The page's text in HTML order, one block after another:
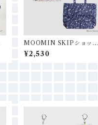
MOOMIN SKIPショッピ
ングバッグＭ
¥2,530